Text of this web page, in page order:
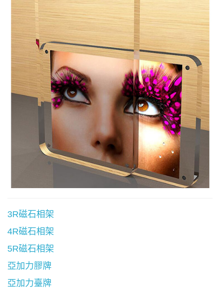
3R磁石相架
4R磁石相架
5R磁石相架
亞加力膠牌
亞加力臺牌